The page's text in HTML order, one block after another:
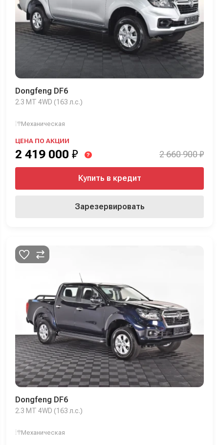
Dongfeng DF6
2.3 MT 4WD (163 л.с.)
Механическая
ЦЕНА ПО АКЦИИ
2 419 000 ₽ ? 2 660 900 ₽
Купить в кредит
Зарезервировать
Dongfeng DF6
2.3 MT 4WD (163 л.с.)
Механическая